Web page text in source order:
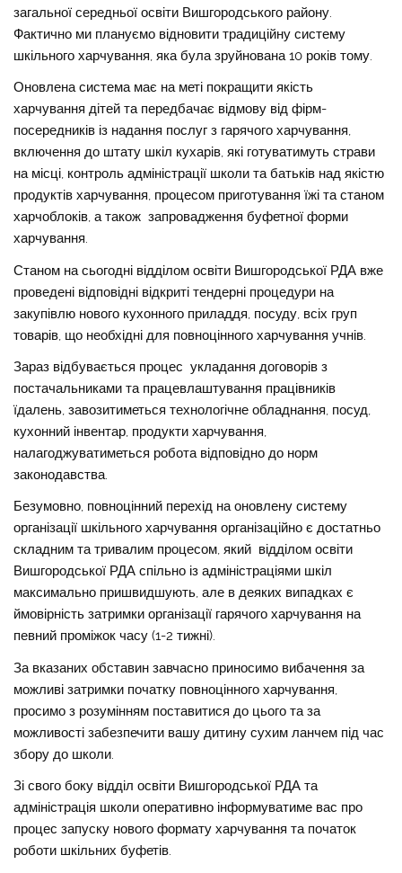
загальної середньої освіти Вишгородського району.
Фактично ми плануємо відновити традиційну систему
шкільного харчування, яка була зруйнована 10 років тому.
Оновлена система має на меті покращити якість
харчування дітей та передбачає відмову від фірм-
посередників із надання послуг з гарячого харчування,
включення до штату шкіл кухарів, які готуватимуть страви
на місці, контроль адміністрації школи та батьків над якістю
продуктів харчування, процесом приготування їжі та станом
харчоблоків, а також запровадження буфетної форми
харчування.
Станом на сьогодні відділом освіти Вишгородської РДА вже
проведені відповідні відкриті тендерні процедури на
закупівлю нового кухонного приладдя, посуду, всіх груп
товарів, що необхідні для повноцінного харчування учнів.
Зараз відбувається процес укладання договорів з
постачальниками та працевлаштування працівників
їдалень, завозитиметься технологічне обладнання, посуд,
кухонний інвентар, продукти харчування,
налагоджуватиметься робота відповідно до норм
законодавства.
Безумовно, повноцінний перехід на оновлену систему
організації шкільного харчування організаційно є достатньо
складним та тривалим процесом, який відділом освіти
Вишгородської РДА спільно із адміністраціями шкіл
максимально пришвидшують, але в деяких випадках є
ймовірність затримки організації гарячого харчування на
певний проміжок часу (1-2 тижні).
За вказаних обставин завчасно приносимо вибачення за
можливі затримки початку повноцінного харчування,
просимо з розумінням поставитися до цього та за
можливості забезпечити вашу дитину сухим ланчем під час
збору до школи.
Зі свого боку відділ освіти Вишгородської РДА та
адміністрація школи оперативно інформуватиме вас про
процес запуску нового формату харчування та початок
роботи шкільних буфетів.